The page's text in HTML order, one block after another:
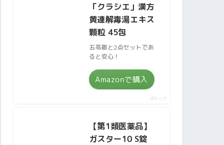
「クラシエ」漢方
黄連解毒湯エキス
顆粒 45包
五苓散と2点セットであ
ると安心！
Amazonで購入
ポチップ
【第1類医薬品】
ガスター10 S錠